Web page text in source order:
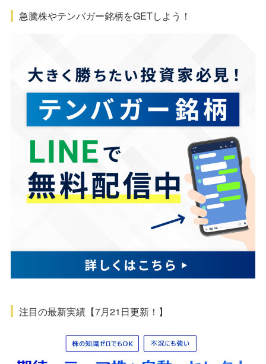
急騰株やテンバガー銘柄をGETしよう！
注目の最新実績【7月21日更新！】